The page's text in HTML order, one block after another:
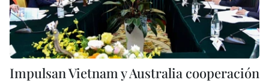
Impulsan Vietnam y Australia cooperación